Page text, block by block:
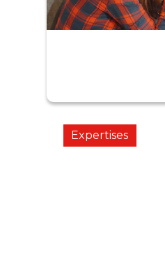
Expertises